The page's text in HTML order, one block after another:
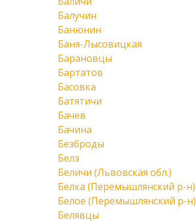
Балучин
Банюнин
Баня-Лысовицкая
Барановцы
Бартатов
Басовка
Батятичи
Бачев
Бачина
Безброды
Белз
Беличи (Львовская обл.)
Белка (Перемышлянский р-н)
Белое (Перемышлянский р-н)
Белявцы